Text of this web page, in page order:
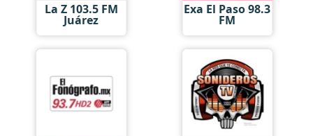
La Z 103.5 FM
Juárez
Exa El Paso 98.3
FM